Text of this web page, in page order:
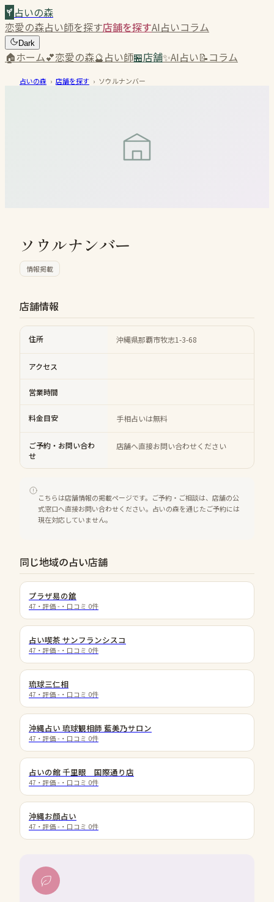
占いの森
恋愛の森占い師を探す店舗を探すAI占いコラム
Dark
🏠ホーム💕恋愛の森🔮占い師🏪店舗✨AI占い📝コラム
占いの森 › 店舗を探す › ソウルナンバー
ソウルナンバー
情報掲載
店舗情報
住所 沖縄県那覇市牧志1-3-68
アクセス
営業時間
料金目安 手相占いは無料
ご予約・お問い合わ
せ
店舗へ直接お問い合わせください
こちらは店舗情報の掲載ページです。ご予約・ご相談は、店舗の公
式窓口へ直接お問い合わせください。占いの森を通じたご予約には
現在対応していません。
同じ地域の占い店舗
プラザ易の舘
47 ・評価 - ・口コミ 0件
占い喫茶 サンフランシスコ
47 ・評価 - ・口コミ 0件
琉球三仁相
47 ・評価 - ・口コミ 0件
沖縄占い 琉球観相師 藍美乃サロン
47 ・評価 - ・口コミ 0件
占いの館 千里眼 国際通り店
47 ・評価 - ・口コミ 0件
沖縄お顔占い
47 ・評価 - ・口コミ 0件